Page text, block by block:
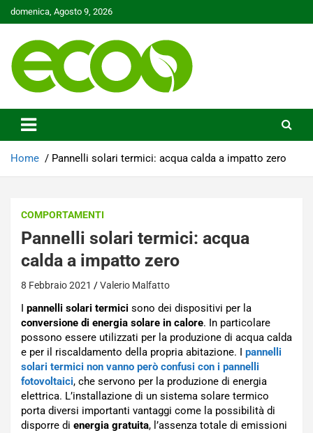
Skip
to
domenica, Agosto 9, 2026
Ecoo.it
Home Pannelli solari termici: acqua calda a impatto zero
COMPORTAMENTI
Pannelli solari termici: acqua
calda a impatto zero
8 Febbraio 2021 Valerio Malfatto
I pannelli solari termici sono dei dispositivi per la
conversione di energia solare in calore. In particolare
possono essere utilizzati per la produzione di acqua calda
e per il riscaldamento della propria abitazione. I pannelli
solari termici non vanno però confusi con i pannelli
fotovoltaici, che servono per la produzione di energia
elettrica. L’installazione di un sistema solare termico
porta diversi importanti vantaggi come la possibilità di
disporre di energia gratuita, l’assenza totale di emissioni